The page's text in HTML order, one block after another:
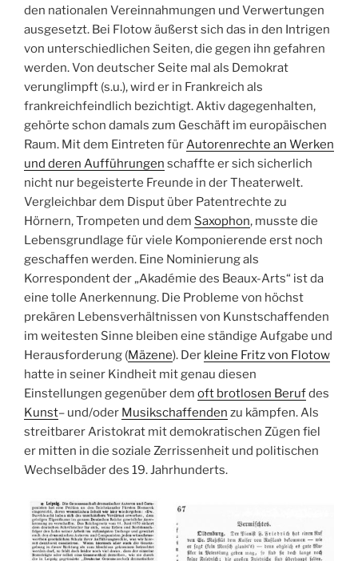
den nationalen Vereinnahmungen und Verwertungen
ausgesetzt. Bei Flotow äußerst sich das in den Intrigen
von unterschiedlichen Seiten, die gegen ihn gefahren
werden. Von deutscher Seite mal als Demokrat
verunglimpft (s.u.), wird er in Frankreich als
frankreichfeindlich bezichtigt. Aktiv dagegenhalten,
gehörte schon damals zum Geschäft im europäischen
Raum. Mit dem Eintreten fürAutorenrechte an Werken
und deren Aufführungen schaffte er sich sicherlich
nicht nur begeisterte Freunde in der Theaterwelt.
Vergleichbar dem Disput über Patentrechte zu
Hörnern, Trompeten und dem Saxophon, musste die
Lebensgrundlage für viele Komponierende erst noch
geschaffen werden. Eine Nominierung als
Korrespondent der „Akadémie des Beaux-Arts“ ist da
eine tolle Anerkennung. Die Probleme von höchst
prekären Lebensverhältnissen von Kunstschaffenden
im weitesten Sinne bleiben eine ständige Aufgabe und
Herausforderung (Mäzene). Der kleine Fritz von Flotow
hatte in seiner Kindheit mit genau diesen
Einstellungen gegenüber dem oft brotlosen Berufdes
Kunst– und/oder Musikschaffenden zu kämpfen. Als
streitbarer Aristokrat mit demokratischen Zügen fiel
er mitten in die soziale Zerrissenheit und politischen
Wechselbäder des 19. Jahrhunderts.